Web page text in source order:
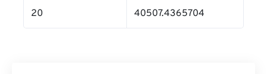
20 40507.4365704